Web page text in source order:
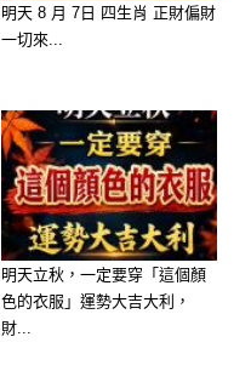
會泛起波瀾。
明天 8 月 7日 四生肖 正財偏財
一切來...
明天立秋，一定要穿「這個顏
色的衣服」運勢大吉大利，
財...